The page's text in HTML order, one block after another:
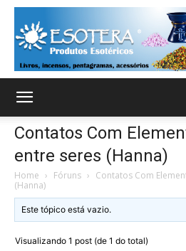
Contatos Com
entre seres (Hanna)
Home › Fóruns › Contatos Com
(Hanna)
Este tópico está vazio.
Visualizando 1 post (de 1 do total)